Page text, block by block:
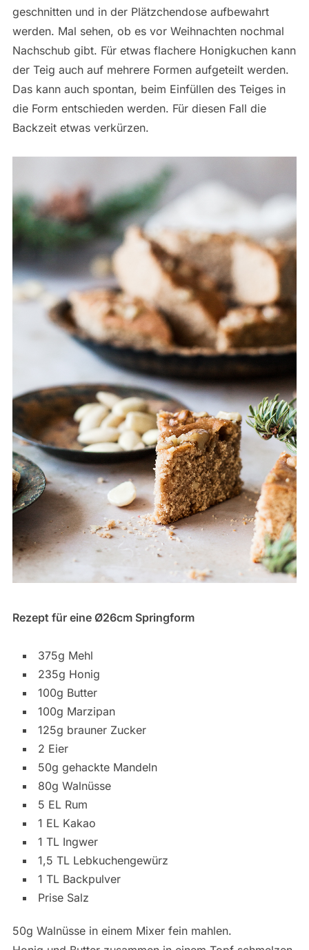
geschnitten und in der Plätzchendose aufbewahrt
werden. Mal sehen, ob es vor Weihnachten nochmal
Nachschub gibt. Für etwas flachere Honigkuchen kann
der Teig auch auf mehrere Formen aufgeteilt werden.
Das kann auch spontan, beim Einfüllen des Teiges in
die Form entschieden werden. Für diesen Fall die
Backzeit etwas verkürzen.
Rezept für eine Ø26cm Springform
375g Mehl
235g Honig
100g Butter
100g Marzipan
125g brauner Zucker
2 Eier
50g gehackte Mandeln
80g Walnüsse
5 EL Rum
1 EL Kakao
1 TL Ingwer
1,5 TL Lebkuchengewürz
1 TL Backpulver
Prise Salz
50g Walnüsse in einem Mixer fein mahlen.